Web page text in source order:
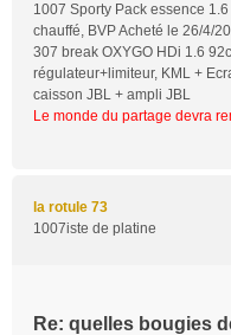
1007 Sporty Pack essence
chauffé, BVP Acheté le 26/4/
307 break OXYGO HDi 1.6
régulateur+limiteur, KML +
caisson JBL + ampli JBL
Le monde du partage devra
la rotule 73
1007iste de platine
Re: quelles bougies